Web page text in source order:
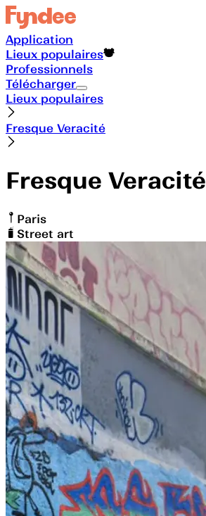
Application
Lieux populaires
Professionnels
Télécharger
Lieux populaires
Fresque Veracité
Fresque Veracité
Paris
Street art